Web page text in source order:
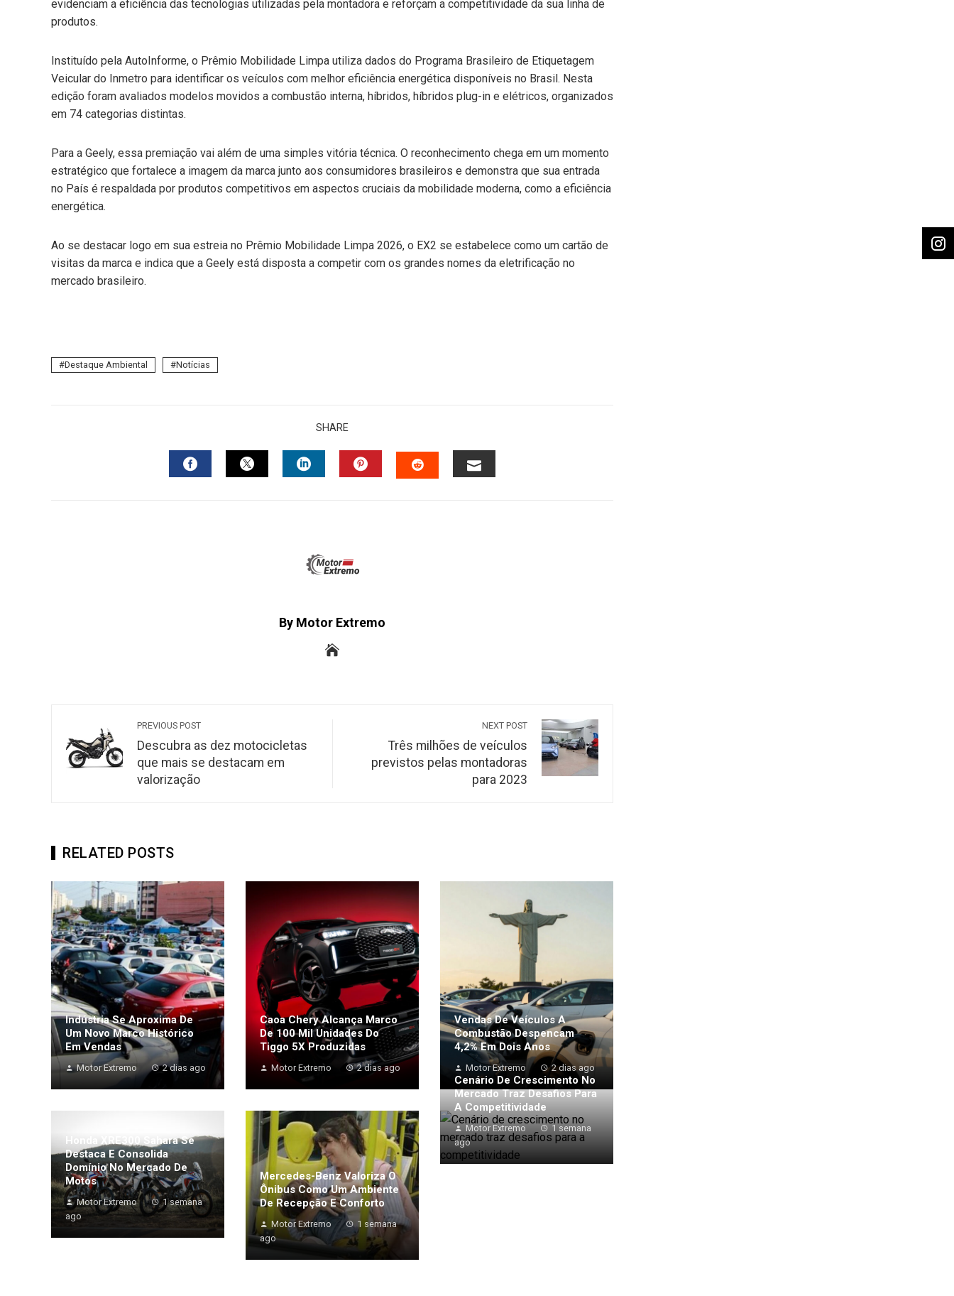
evidenciam a eficiência das tecnologias utilizadas pela montadora e reforçam a competitividade da sua linha de
produtos.
Instituído pela AutoInforme, o Prêmio Mobilidade Limpa utiliza dados do Programa Brasileiro de Etiquetagem
Veicular do Inmetro para identificar os veículos com melhor eficiência energética disponíveis no Brasil. Nesta
edição foram avaliados modelos movidos a combustão interna, híbridos, híbridos plug-in e elétricos, organizados
em 74 categorias distintas.
Para a Geely, essa premiação vai além de uma simples vitória técnica. O reconhecimento chega em um momento
estratégico que fortalece a imagem da marca junto aos consumidores brasileiros e demonstra que sua entrada
no País é respaldada por produtos competitivos em aspectos cruciais da mobilidade moderna, como a eficiência
energética.
Ao se destacar logo em sua estreia no Prêmio Mobilidade Limpa 2026, o EX2 se estabelece como um cartão de
visitas da marca e indica que a Geely está disposta a competir com os grandes nomes da eletrificação no
mercado brasileiro.
Destaque Ambiental Notícias
SHARE
By Motor Extremo
PREVIOUS POST
Descubra as dez motocicletas
que mais se destacam em
valorização
NEXT POST
Três milhões de veículos
previstos pelas montadoras
para 2023
RELATED POSTS
Indústria Se Aproxima De
Um Novo Marco Histórico
Em Vendas
Motor Extremo 2 dias ago
Caoa Chery Alcança Marco
De 100 Mil Unidades Do
Tiggo 5X Produzidas
Motor Extremo 2 dias ago
Vendas De Veículos A
Combustão Despencam
4,2% Em Dois Anos
Motor Extremo 2 dias ago
Honda XRE300 Sahara Se
Destaca E Consolida
Domínio No Mercado De
Motos
Motor Extremo
1 semana
ago
Mercedes-Benz Valoriza O
Ônibus Como Um Ambiente
De Recepção E Conforto
Motor Extremo
1 semana
ago
Cenário De Crescimento No
Mercado Traz Desafios Para
A Competitividade
Motor Extremo
1 semana
ago